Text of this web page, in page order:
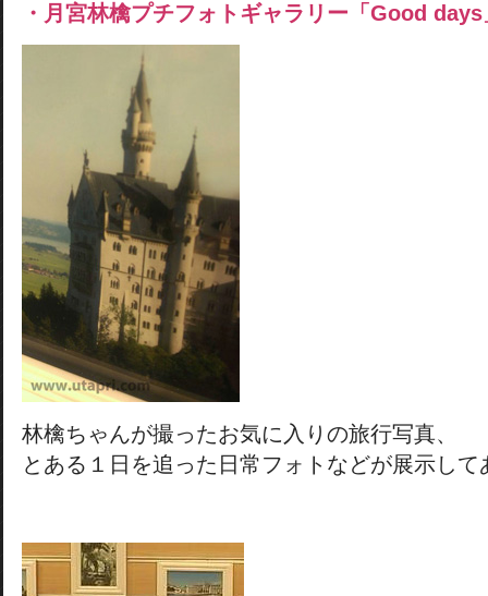
・月宮林檎プチフォトギャラリー「Good days
林檎ちゃんが撮ったお気に入りの旅行写真、
とある１日を追った日常フォトなどが展示して